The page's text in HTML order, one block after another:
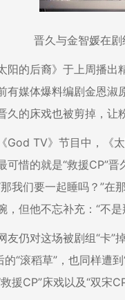
晋久与金智媛在
阳的后裔》于上周播出
有媒体爆料编剧金恩淑
久的床戏也被剪掉，让
God TV》节目中，《
可惜的就是“救援CP”
我们要一起睡吗？”在
，但他不忘补充：“不
友仍对这场被剧组“卡”
的“滚稻草”，也同样遭
援CP”床戏以及“双宋